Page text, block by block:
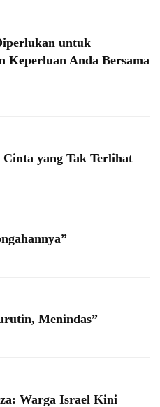
untuk
Keperluan Anda Bersama
Cinta yang Tak Terlihat
Menindas”
Warga Israel Kini